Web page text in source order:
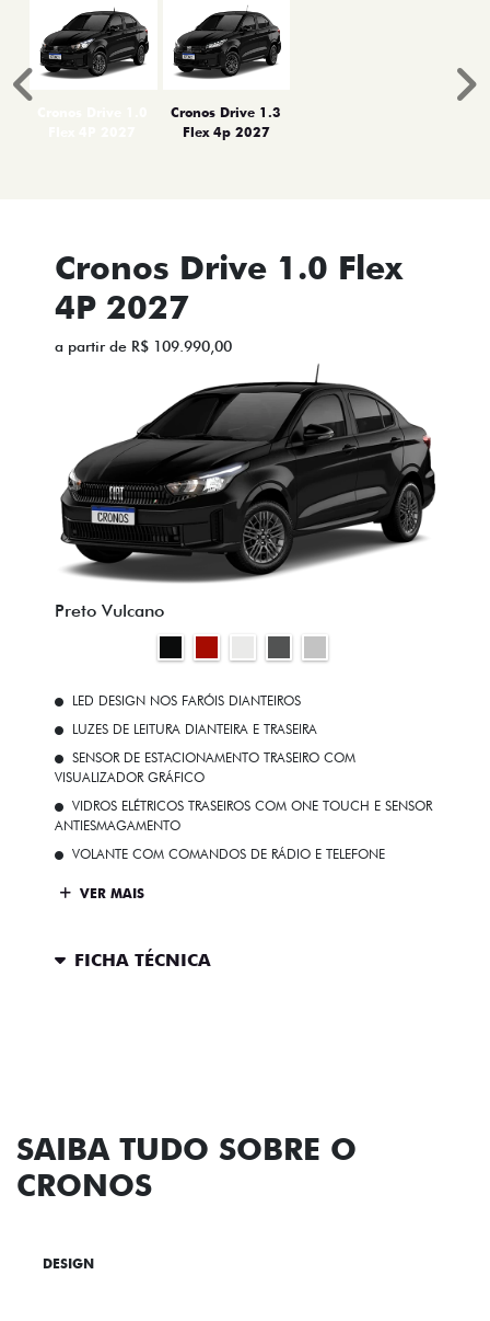
Cronos Drive 1.3
Flex 4p 2027
Anterior
Cronos Drive 1.0 Flex
4P 2027
a partir de R$ 109.990,00
Preto Vulcano
LED DESIGN NOS FARÓIS DIANTEIROS
LUZES DE LEITURA DIANTEIRA E TRASEIRA
SENSOR DE ESTACIONAMENTO TRASEIRO COM
VISUALIZADOR GRÁFICO
VIDROS ELÉTRICOS TRASEIROS COM ONE TOUCH E SENSOR
ANTIESMAGAMENTO
VOLANTE COM COMANDOS DE RÁDIO E TELEFONE
VER MAIS
FICHA TÉCNICA
SAIBA TUDO SOBRE O
CRONOS
DESIGN